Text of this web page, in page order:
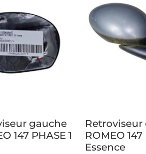
gauche
147 PHASE 1
Retroviseur
ROMEO 147
Essence